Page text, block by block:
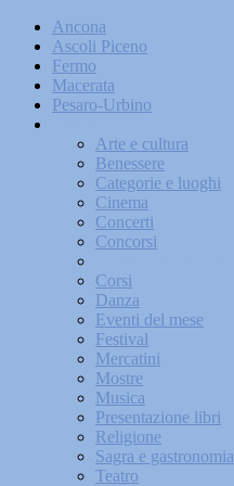
Ancona
Ascoli Piceno
Fermo
Macerata
Pesaro-Urbino
Arte e cultura
Benessere
Categorie e luoghi
Cinema
Concerti
Concorsi
Corsi
Danza
Eventi del mese
Festival
Mercatini
Mostre
Musica
Presentazione libri
Religione
Sagra e gastronomia
Teatro